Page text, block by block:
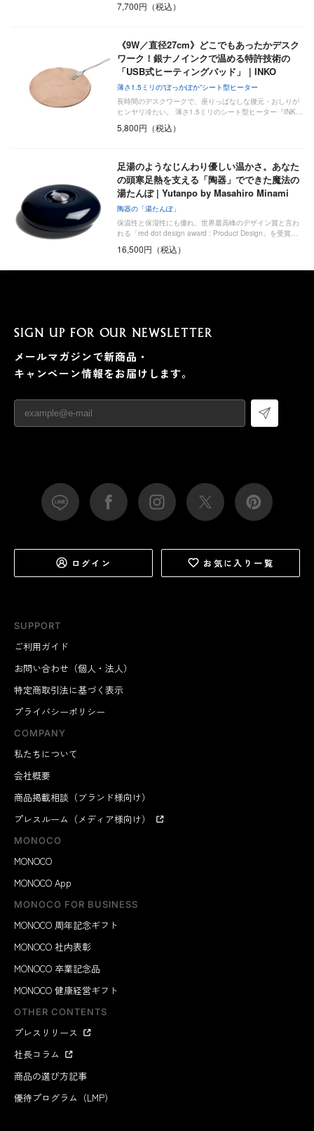
7,700円（税込）
《9W／直径27cm》どこでもあったかデスク
ワーク！銀ナノインクで温める特許技術の
「USB式ヒーティングパッド」｜INKO
薄さ1.5ミリの“ぽっかぽか”シート型ヒーター
長時間のデスクワークで、座りっぱなしな腰元・おしりが
ヒンヤリ冷たい。 薄さ1.5ミリのシート型ヒーター『INK…
5,800円（税込）
足湯のようなじんわり優しい温かさ。あなた
の頭寒足熱を支える「陶器」でできた魔法の
湯たんぽ | Yutanpo by Masahiro Minami
陶器の「湯たんぽ」
保温性と保湿性にも優れ、世界最高峰のデザイン賞と言わ
れる「red dot design award : Product Design」を受賞…
16,500円（税込）
SUPPORT
ご利用ガイド
お問い合わせ（個人・法人）
特定商取引法に基づく表示
プライバシーポリシー
COMPANY
私たちについて
会社概要
商品掲載相談（ブランド様向け）
プレスルーム（メディア様向け）
MONOCO
MONOCO
MONOCO App
MONOCO FOR BUSINESS
MONOCO 周年記念ギフト
MONOCO 社内表彰
MONOCO 卒業記念品
MONOCO 健康経営ギフト
OTHER CONTENTS
プレスリリース
社長コラム
商品の選び方記事
優待プログラム（LMP）
SIGN UP FOR OUR NEWSLETTER
メールマガジンで新商品・
キャンペーン情報をお届けします。
ログイン お気に入り一覧